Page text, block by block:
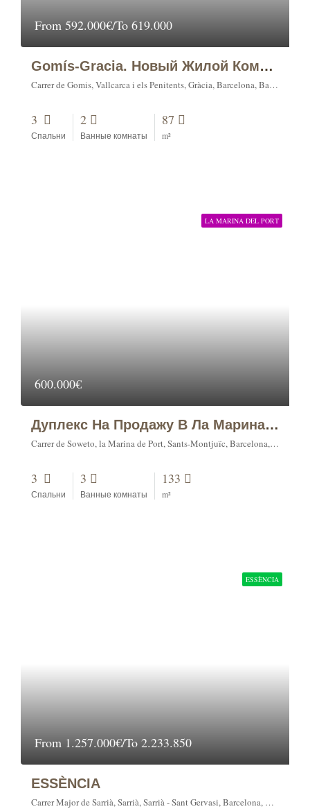
From 592.000€/To 619.000
Gomís-Gracia. Новый Жилой Комплекс.
Carrer de Gomis, Vallcarca i els Penitents, Gràcia, Barcelona, Barcelonès, Barcelona, Catalonia, 08001, Spain
3
Спальни
2
Ванные комнаты
87
m²
LA MARINA DEL PORT
600.000€
Дуплекс На Продажу В Ла Марина Дель Порт, Барселона
Carrer de Soweto, la Marina de Port, Sants-Montjuïc, Barcelona, Barcelonès, Barcelona, Catalunya, 08001, España
3
Спальни
3
Ванные комнаты
133
m²
ESSÈNCIA
From 1.257.000€/To 2.233.850
ESSÈNCIA
Carrer Major de Sarrià, Sarrià, Sarrià - Sant Gervasi, Barcelona, Barcelonès, Barcelona, Catalunya, 08001, España